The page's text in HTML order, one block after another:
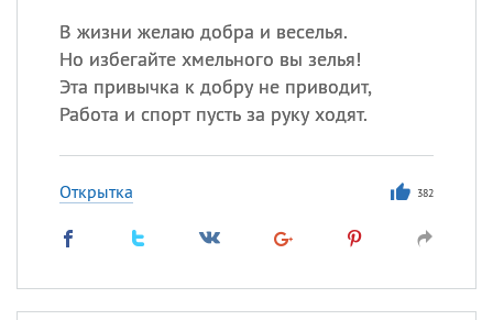
В жизни желаю добра и веселья.
Но избегайте хмельного вы зелья!
Эта привычка к добру не приводит,
Работа и спорт пусть за руку ходят.
Открытка 382
Александр,
Анна
Посмотреть значениеи